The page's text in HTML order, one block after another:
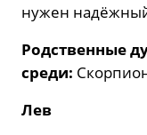
нужен
Родственные
среди:
Лев